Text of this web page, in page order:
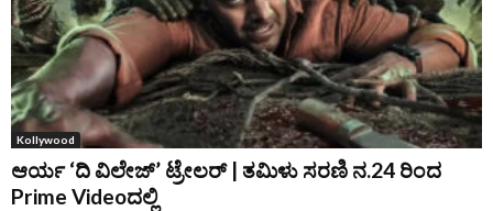
Kollywood
ಆರ್ಯ ‘ದಿ ವಿಲೇಜ್‌’ ಟ್ರೇಲರ್‌ | ತಮಿಳು ಸರಣಿ ನ.24 ರಿಂದ
Prime Videoದಲ್ಲಿ